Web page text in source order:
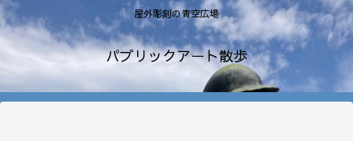
屋外彫刻の青空広場
パブリックアート散歩